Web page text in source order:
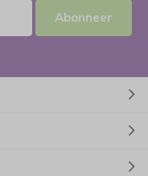
Abonneer